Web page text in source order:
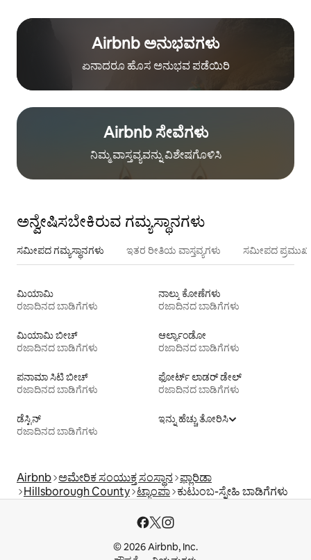
Airbnb ಅನುಭವಗಳು
ಏನಾದರೂ ಹೊಸ ಅನುಭವ ಪಡೆಯಿರಿ
Airbnb ಸೇವೆಗಳು
ನಿಮ್ಮ ವಾಸ್ತವ್ಯವನ್ನು ವಿಶೇಷಗೊಳಿಸಿ
ಅನ್ವೇಷಿಸಬೇಕಿರುವ ಗಮ್ಯಸ್ಥಾನಗಳು
ಸಮೀಪದ ಗಮ್ಯಸ್ಥಾನಗಳು ಇತರ ರೀತಿಯ ವಾಸ್ತವ್ಯಗಳು ಸಮೀಪದ ಪ್ರಮುಖ
ಮಿಯಾಮಿ
ರಜಾದಿನದ ಬಾಡಿಗೆಗಳು
ನಾಲ್ಕು ಕೋಣೆಗಳು
ರಜಾದಿನದ ಬಾಡಿಗೆಗಳು
ಮಿಯಾಮಿ ಬೀಚ್
ರಜಾದಿನದ ಬಾಡಿಗೆಗಳು
ಆರ್ಲ್ಯಾಂಡೋ
ರಜಾದಿನದ ಬಾಡಿಗೆಗಳು
ಪನಾಮಾ ಸಿಟಿ ಬೀಚ್
ರಜಾದಿನದ ಬಾಡಿಗೆಗಳು
ಫೋರ್ಟ್ ಲಾಡರ್ ಡೇಲ್
ರಜಾದಿನದ ಬಾಡಿಗೆಗಳು
ಡೆಸ್ಟಿನ್
ರಜಾದಿನದ ಬಾಡಿಗೆಗಳು
ಇನ್ನು ಹೆಚ್ಚು ತೋರಿಸಿ
Airbnb ಅಮೇರಿಕ ಸಂಯುಕ್ತ ಸಂಸ್ಥಾನ ಫ್ಲಾರಿಡಾ
Hillsborough County ಟ್ಯಾಂಪಾ ಕುಟುಂಬ-ಸ್ನೇಹಿ ಬಾಡಿಗೆಗಳು
© 2026 Airbnb, Inc.